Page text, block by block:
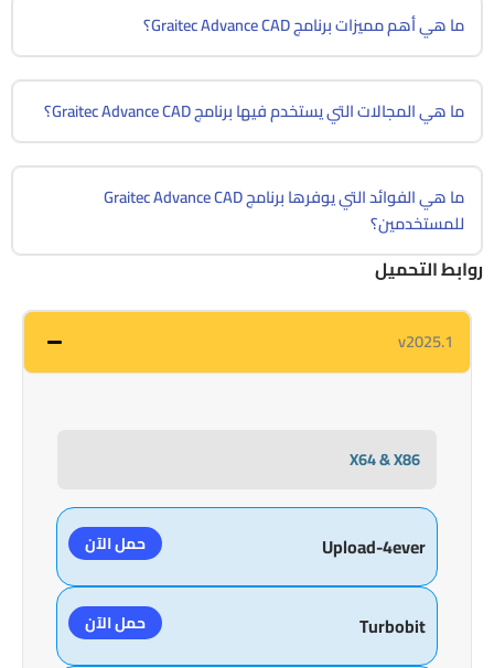
ما هي أهم مميزات برنامج Graitec Advance CAD؟
ما هي المجالات التي يستخدم فيها برنامج Graitec Advance CAD؟
ما هي الفوائد التي يوفرها برنامج Graitec Advance CAD
للمستخدمين؟
روابط التحميل
v2025.1
X64 & X86
Upload-4ever حمل الآن
Turbobit حمل الآن